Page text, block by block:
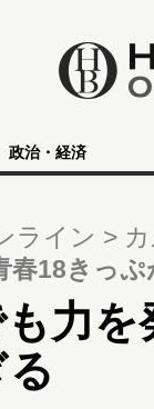
政治・経済
ライン
春18きっ
力